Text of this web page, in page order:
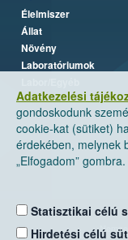
Adatkezelési
gondoskodunk
cookie-kat (sütiket)
érdekében, melynek
„Elfogadom” gombra.
Statisztikai célú
Hirdetési célú
Élelmiszer
Állat
Növény
Laboratóriumok